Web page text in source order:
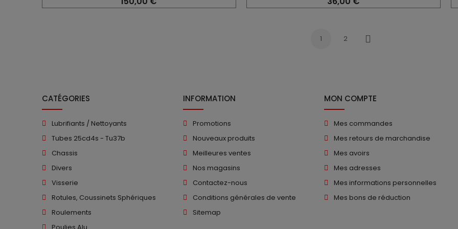
1 2
Suivant
CATÉGORIES
Lubrifiants / Nettoyants
Tubes 25cd4s - Tu37b
Chassis
Divers
Visserie
Rotules, Coussinets Sphériques
Roulements
INFORMATION
Promotions
Nouveaux produits
Meilleures ventes
Nos magasins
Contactez-nous
Conditions générales de vente
Sitemap
MON COMPTE
Mes commandes
Mes retours de marchandise
Mes avoirs
Mes adresses
Mes informations personnelles
Mes bons de réduction